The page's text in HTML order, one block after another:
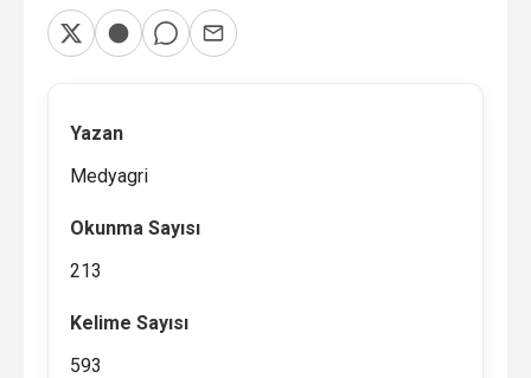
Yazan
Medyagri
Okunma Sayısı
213
Kelime Sayısı
593